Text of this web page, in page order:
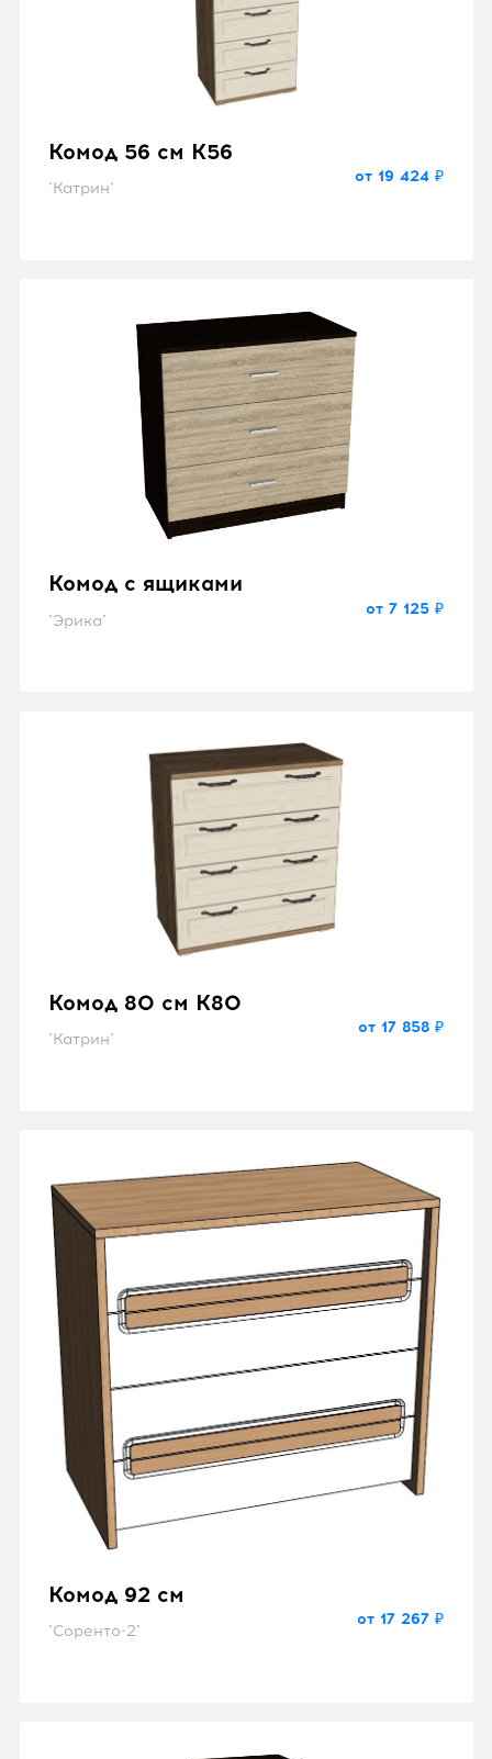
Комод 56 см K56
"Катрин"
от 19 424 ₽
Комод с ящиками
"Эрика"
от 7 125 ₽
Комод 80 см K80
"Катрин"
от 17 858 ₽
Комод 92 см
"Соренто-2"
от 17 267 ₽